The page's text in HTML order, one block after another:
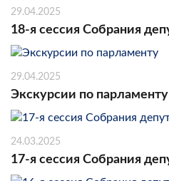
29.04.2025
18-я сессия Собрания
29.04.2025
Экскурсии по парламенту
24.03.2025
17-я сессия Собрания